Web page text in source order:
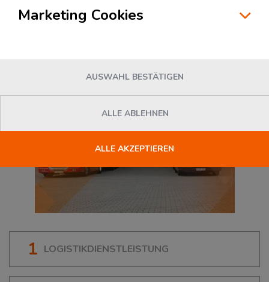
in der Branche Automotive in Neuss
1 LOGISTIKDIENSTLEISTUNG
Marketing Cookies
AUSWAHL BESTÄTIGEN
ALLE ABLEHNEN
ALLE AKZEPTIEREN